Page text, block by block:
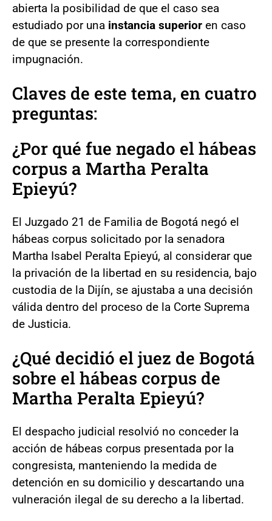
abierta la posibilidad de que el caso sea
estudiado por una instancia superior en caso
de que se presente la correspondiente
impugnación.
Claves de este tema, en cuatro
preguntas:
¿Por qué fue negado el hábeas
corpus a Martha Peralta
Epieyú?
El Juzgado 21 de Familia de Bogotá negó el
hábeas corpus solicitado por la senadora
Martha Isabel Peralta Epieyú, al considerar que
la privación de la libertad en su residencia, bajo
custodia de la Dijín, se ajustaba a una decisión
válida dentro del proceso de la Corte Suprema
de Justicia.
¿Qué decidió el juez de Bogotá
sobre el hábeas corpus de
Martha Peralta Epieyú?
El despacho judicial resolvió no conceder la
acción de hábeas corpus presentada por la
congresista, manteniendo la medida de
detención en su domicilio y descartando una
vulneración ilegal de su derecho a la libertad.